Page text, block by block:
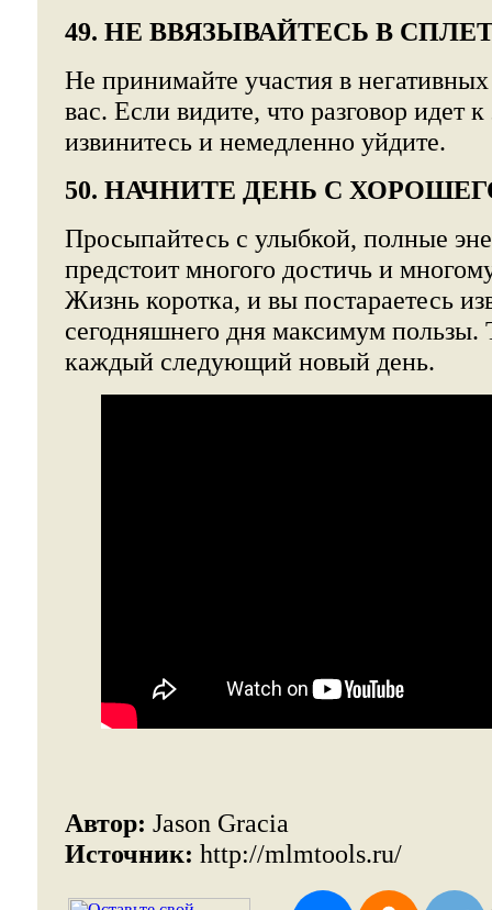
49. НЕ ВВЯЗЫВАЙТЕСЬ В
Не принимайте участия в негативных
вас. Если видите, что разговор идет
извинитесь и немедленно уйдите.
50. НАЧНИТЕ ДЕНЬ С
Просыпайтесь с улыбкой, полные
предстоит многого достичь и
Жизнь коротка, и вы постараетесь
сегодняшнего дня максимум пользы.
каждый следующий новый день.
Автор: Jason Gracia
Источник: http://mlmtools.ru/